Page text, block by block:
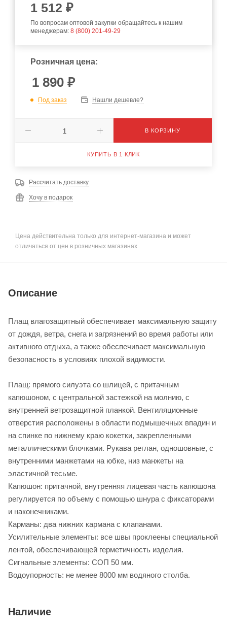
1 512 ₽
По вопросам оптовой закупки обращайтесь к нашим
менеджерам: 8 (800) 201-49-29
Розничная цена:
1 890 ₽
Под заказ Нашли дешевле?
В КОРЗИНУ
КУПИТЬ В 1 КЛИК
Рассчитать доставку
Хочу в подарок
Цена действительна только для интернет-магазина и может
отличаться от цен в розничных магазинах
Описание
Плащ влагозащитный обеспечивает максимальную защиту
от дождя, ветра, снега и загрязнений во время работы или
активного отдыха, а также обеспечивает максимальную
безопасность в условиях плохой видимости.
Плащ: прямого силуэта со шлицей, с притачным
капюшоном, с центральной застежкой на молнию, с
внутренней ветрозащитной планкой. Вентиляционные
отверстия расположены в области подмышечных впадин и
на спинке по нижнему краю кокетки, закрепленными
металлическими блочками. Рукава реглан, одношовные, с
внутренними манжетами на юбке, низ манжеты на
эластичной тесьме.
Капюшон: притачной, внутренняя лицевая часть капюшона
регулируется по объему с помощью шнура с фиксаторами
и наконечниками.
Карманы: два нижних кармана с клапанами.
Усилительные элементы: все швы проклеены специальной
лентой, обеспечивающей герметичность изделия.
Сигнальные элементы: СОП 50 мм.
Водоупорность: не менее 8000 мм водяного столба.
Наличие